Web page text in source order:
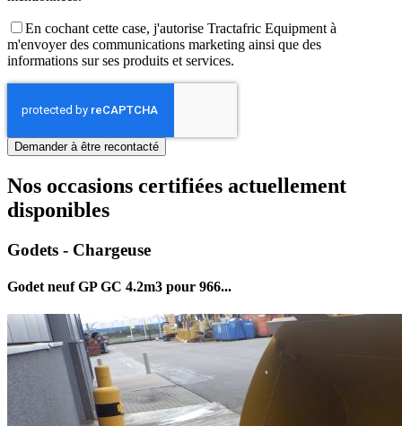
En cochant cette case, j'autorise Tractafric Equipment à
m'envoyer des communications marketing ainsi que des
informations sur ses produits et services.
Nos occasions certifiées actuellement
disponibles
Godets - Chargeuse
Godet neuf GP GC 4.2m3 pour 966...